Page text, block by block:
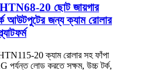
20 ছোট জায়গার
আউটপুটের জন্য ক্যাম রোলার